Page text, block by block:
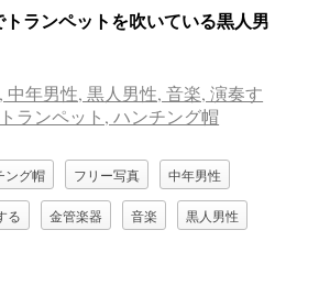
トランペットを吹いている黒人男
ング帽 フリー写真 中年男性
る 金管楽器 音楽 黒人男性